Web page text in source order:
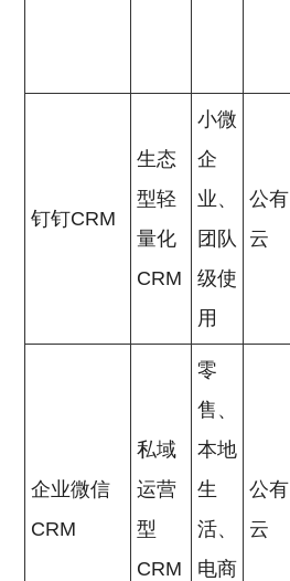
钉钉CRM
生态
型轻
量化
CRM
小微
企
业、
团队
级使
用
公有
云
企业微信
CRM
私域
运营
型
CRM
零
售、
本地
生
活、
电商
公有
云